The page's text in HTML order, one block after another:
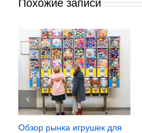
Похожие записи
Обзор рынка игрушек для